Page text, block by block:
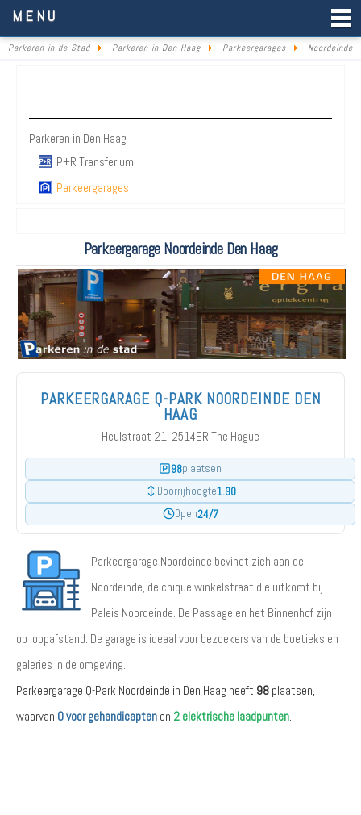
MENU
Parkeren in de Stad Parkeren in Den Haag Parkeergarages Noordeinde
Parkeren in Den Haag
P+R Transferium
Parkeergarages
Parkeergarage Noordeinde Den Haag
PARKEERGARAGE Q-PARK NOORDEINDE DEN
HAAG
Heulstraat 21, 2514ER The Hague
98plaatsen
Doorrijhoogte1.90
Open24/7
Parkeergarage Noordeinde bevindt zich aan de
Noordeinde, de chique winkelstraat die uitkomt bij
Paleis Noordeinde. De Passage en het Binnenhof zijn
op loopafstand. De garage is ideaal voor bezoekers van de boetieks en
galeries in de omgeving.
Parkeergarage Q-Park Noordeinde in Den Haag heeft 98 plaatsen,
waarvan 0 voor gehandicapten en 2 elektrische laadpunten